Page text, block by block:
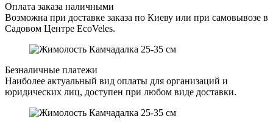
Оплата заказа наличными
Возможна при доставке заказа по Киеву или при самовывозе в
Садовом Центре EcoVeles.
Безналичные платежи
Наиболее актуальный вид оплаты для организаций и
юридических лиц, доступен при любом виде доставки.